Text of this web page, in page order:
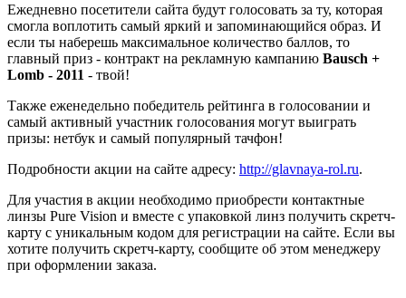
Ежедневно посетители сайта будут голосовать за ту, которая
смогла воплотить самый яркий и запоминающийся образ. И
если ты наберешь максимальное количество баллов, то
главный приз - контракт на рекламную кампанию Bausch +
Lomb - 2011 - твой!
Также еженедельно победитель рейтинга в голосовании и
самый активный участник голосования могут выиграть
призы: нетбук и самый популярный тачфон!
Подробности акции на сайте адресу: http://glavnaya-rol.ru.
Для участия в акции необходимо приобрести контактные
линзы Pure Vision и вместе с упаковкой линз получить скретч-
карту с уникальным кодом для регистрации на сайте. Если вы
хотите получить скретч-карту, сообщите об этом менеджеру
при оформлении заказа.